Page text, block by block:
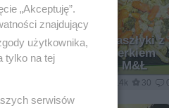
Panierowane szaszłyki z
kurczakiem i serkiem
topionym wg M&Ł
9.4k 30
„Akceptuję”.
znajdujący
użytkownika,
tylko na tej
serwisów